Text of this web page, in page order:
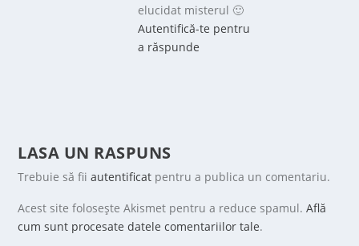
elucidat misterul 🙂
Autentifică-te pentru
a răspunde
LASA UN RASPUNS
Trebuie să fiiautentificat pentru a publica un comentariu.
Acest site folosește Akismet pentru a reduce spamul.Află
cum sunt procesate datele comentariilor tale.